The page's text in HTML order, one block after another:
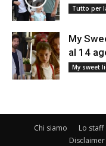
Tutto per
My
al 14
My sweet
Chi siamo Lo staff
Disclaimer